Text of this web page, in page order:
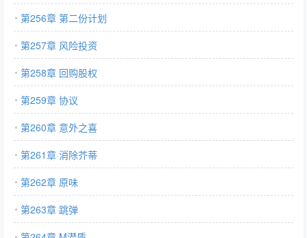
第256章 第二份计划
第257章 风险投资
第258章 回购股权
第259章 协议
第260章 意外之喜
第261章 消除芥蒂
第262章 原味
第263章 跳弹